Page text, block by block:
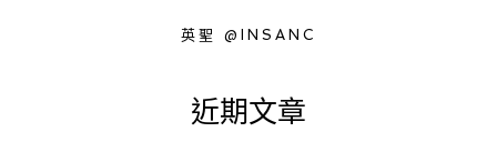
英聖 @INSANC
近期文章